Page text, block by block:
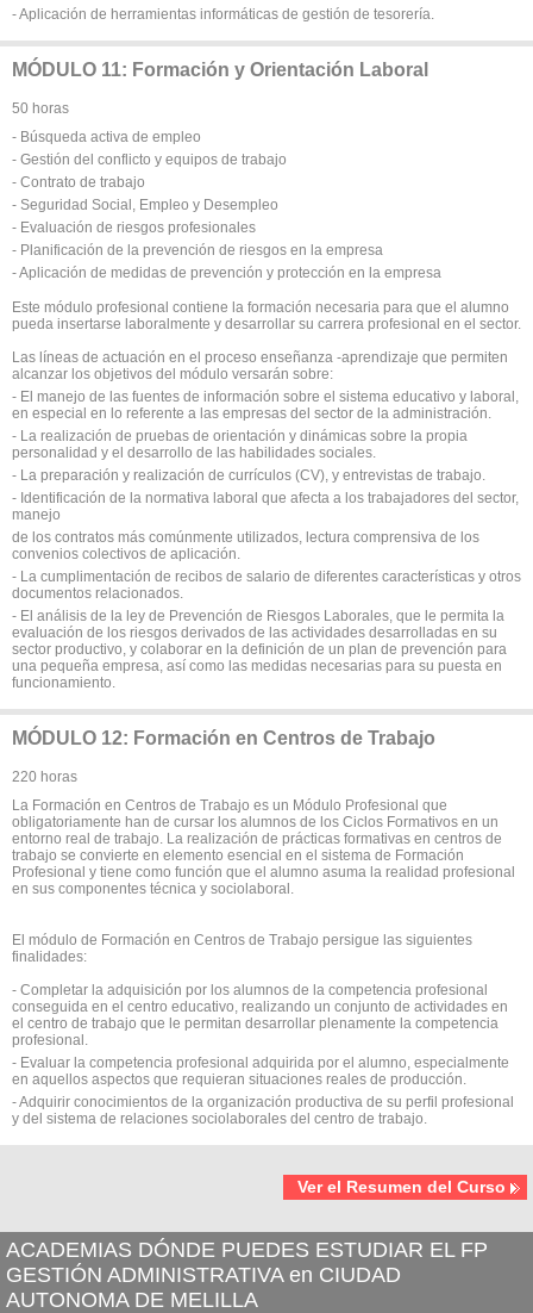
- Aplicación de herramientas informáticas de gestión de tesorería.
MÓDULO 11: Formación y Orientación Laboral
50 horas
- Búsqueda activa de empleo
- Gestión del conflicto y equipos de trabajo
- Contrato de trabajo
- Seguridad Social, Empleo y Desempleo
- Evaluación de riesgos profesionales
- Planificación de la prevención de riesgos en la empresa
- Aplicación de medidas de prevención y protección en la empresa
Este módulo profesional contiene la formación necesaria para que el alumno
pueda insertarse laboralmente y desarrollar su carrera profesional en el sector.
Las líneas de actuación en el proceso enseñanza -aprendizaje que permiten
alcanzar los objetivos del módulo versarán sobre:
- El manejo de las fuentes de información sobre el sistema educativo y laboral,
en especial en lo referente a las empresas del sector de la administración.
- La realización de pruebas de orientación y dinámicas sobre la propia
personalidad y el desarrollo de las habilidades sociales.
- La preparación y realización de currículos (CV), y entrevistas de trabajo.
- Identificación de la normativa laboral que afecta a los trabajadores del sector,
manejo
de los contratos más comúnmente utilizados, lectura comprensiva de los
convenios colectivos de aplicación.
- La cumplimentación de recibos de salario de diferentes características y otros
documentos relacionados.
- El análisis de la ley de Prevención de Riesgos Laborales, que le permita la
evaluación de los riesgos derivados de las actividades desarrolladas en su
sector productivo, y colaborar en la definición de un plan de prevención para
una pequeña empresa, así como las medidas necesarias para su puesta en
funcionamiento.
MÓDULO 12: Formación en Centros de Trabajo
220 horas
La Formación en Centros de Trabajo es un Módulo Profesional que
obligatoriamente han de cursar los alumnos de los Ciclos Formativos en un
entorno real de trabajo. La realización de prácticas formativas en centros de
trabajo se convierte en elemento esencial en el sistema de Formación
Profesional y tiene como función que el alumno asuma la realidad profesional
en sus componentes técnica y sociolaboral.
El módulo de Formación en Centros de Trabajo persigue las siguientes
finalidades:
- Completar la adquisición por los alumnos de la competencia profesional
conseguida en el centro educativo, realizando un conjunto de actividades en
el centro de trabajo que le permitan desarrollar plenamente la competencia
profesional.
- Evaluar la competencia profesional adquirida por el alumno, especialmente
en aquellos aspectos que requieran situaciones reales de producción.
- Adquirir conocimientos de la organización productiva de su perfil profesional
y del sistema de relaciones sociolaborales del centro de trabajo.
Ver el Resumen del Curso
ACADEMIAS DÓNDE PUEDES ESTUDIAR EL FP
GESTIÓN ADMINISTRATIVA en CIUDAD
AUTONOMA DE MELILLA